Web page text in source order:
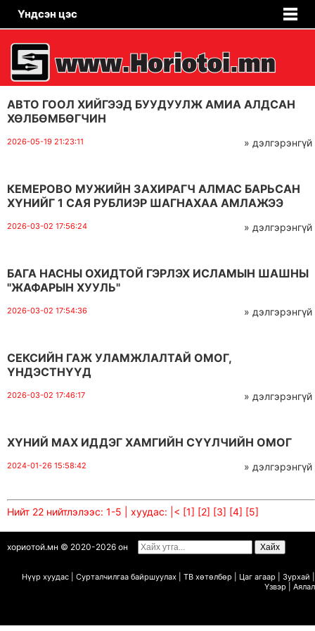
Үндсэн цэс
АВТО ГООЛ ХИЙГЭЭД БУУДУУЛЖ АМИА АЛДСАН
ХӨЛБӨМБӨГЧИН
2026-05-19 21:23:11 » дэлгэрэнгүй
КЕМЕРОВО МУЖИЙН ЗАХИРАГЧ АЛМАС БАРЬСАН
ХҮНИЙГ 1 САЯ РУБЛИЭР ШАГНАХАА АМЛАЖЭЭ
2026-03-02 17:56:24 » дэлгэрэнгүй
БАГА НАСНЫ ОХИДТОЙ ГЭРЛЭХ ИСЛАМЫН ШАШНЫ
"ЖАФАРЫН ХУУЛЬ"
2026-03-02 17:54:36 » дэлгэрэнгүй
СЕКСИЙН ГАЖ УЛАМЖЛАЛТАЙ ОМОГ,
ҮНДЭСТНҮҮД
2026-03-02 17:46:17 » дэлгэрэнгүй
ХҮНИЙ МАХ ИДДЭГ ХАМГИЙН СҮҮЛЧИЙН ОМОГ
2024-01-26 15:58:42 » дэлгэрэнгүй
Нийт 22 нийтлэлээс: 1-5 | хуудас: |< [1] [2] [3] [4] [5]
хориотой.мн © 2020-2026 он
Нүүр хуудас Сурталчилгаа байршуулах ТВ хөтөлбөр Цаг агаар Зурхай
Үзвэр Аялал